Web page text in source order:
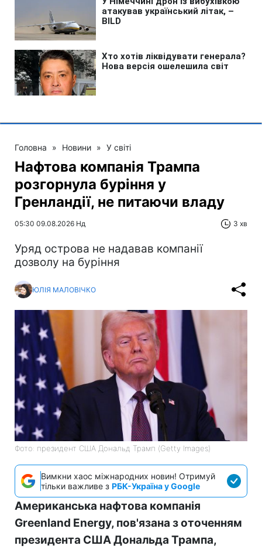
Головна » Новини » У світі
Нафтова компанія Трампа
розгорнула буріння у
Гренландії, не питаючи владу
05:30 09.08.2026 Нд 3 хв
Уряд острова не надавав компанії
дозволу на буріння
ЮЛІЯ МАЛОВІЧКО
Фото: президент США Дональд Трамп (Getty Images)
Вимкни хаос міжнародних новин! Отримуй
тільки важливе з РБК-Україна у Google
Американська нафтова компанія
Greenland Energy, пов'язана з оточенням
президента США Дональда Трампа,